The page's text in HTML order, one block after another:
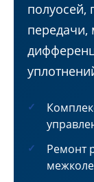
полуосей,
передачи,
Ремонт